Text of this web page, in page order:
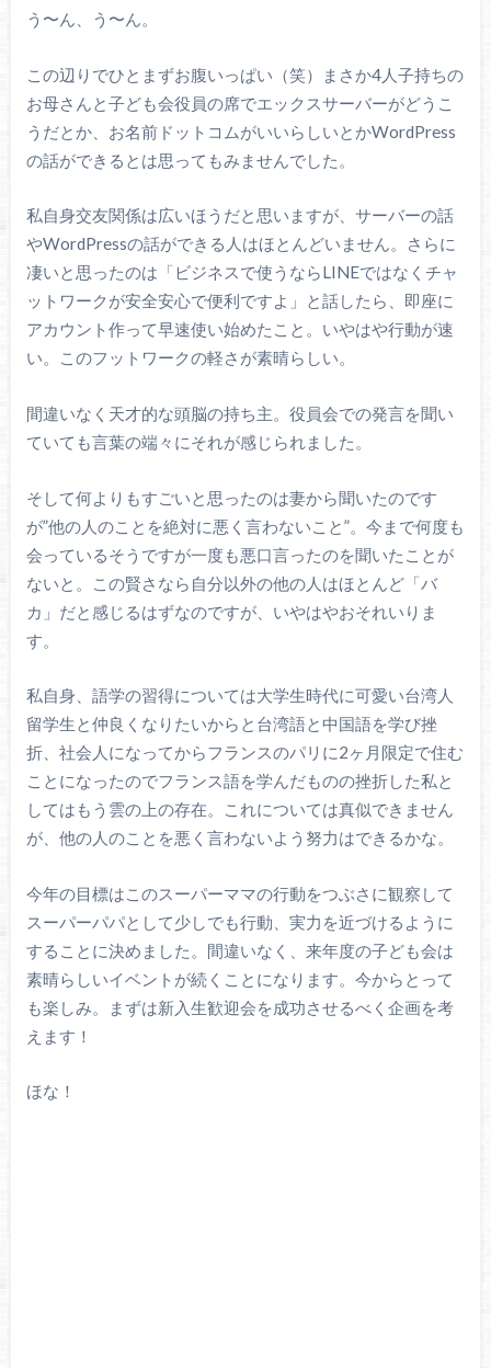
う〜ん、う〜ん。
この辺りでひとまずお腹いっぱい（笑）まさか4人子持ちの
お母さんと子ども会役員の席でエックスサーバーがどうこ
うだとか、お名前ドットコムがいいらしいとかWordPress
の話ができるとは思ってもみませんでした。
私自身交友関係は広いほうだと思いますが、サーバーの話
やWordPressの話ができる人はほとんどいません。さらに
凄いと思ったのは「ビジネスで使うならLINEではなくチャ
ットワークが安全安心で便利ですよ」と話したら、即座に
アカウント作って早速使い始めたこと。いやはや行動が速
い。このフットワークの軽さが素晴らしい。
間違いなく天才的な頭脳の持ち主。役員会での発言を聞い
ていても言葉の端々にそれが感じられました。
そして何よりもすごいと思ったのは妻から聞いたのです
が”他の人のことを絶対に悪く言わないこと”。今まで何度も
会っているそうですが一度も悪口言ったのを聞いたことが
ないと。この賢さなら自分以外の他の人はほとんど「バ
カ」だと感じるはずなのですが、いやはやおそれいりま
す。
私自身、語学の習得については大学生時代に可愛い台湾人
留学生と仲良くなりたいからと台湾語と中国語を学び挫
折、社会人になってからフランスのパリに2ヶ月限定で住む
ことになったのでフランス語を学んだものの挫折した私と
してはもう雲の上の存在。これについては真似できません
が、他の人のことを悪く言わないよう努力はできるかな。
今年の目標はこのスーパーママの行動をつぶさに観察して
スーパーパパとして少しでも行動、実力を近づけるように
することに決めました。間違いなく、来年度の子ども会は
素晴らしいイベントが続くことになります。今からとって
も楽しみ。まずは新入生歓迎会を成功させるべく企画を考
えます！
ほな！